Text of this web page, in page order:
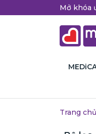
Mở khóa
Trang chủ